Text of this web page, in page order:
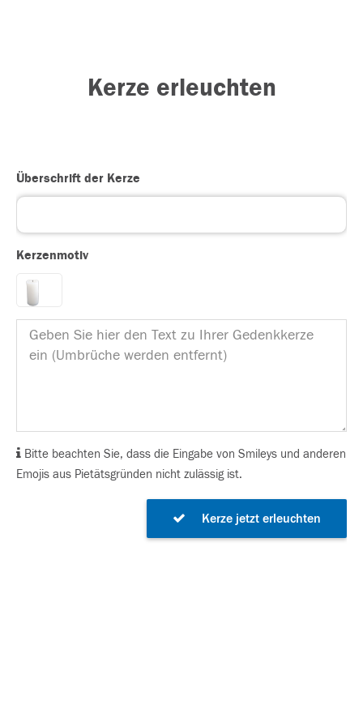
Kerze erleuchten
Überschrift der Kerze
Kerzenmotiv
Bitte beachten Sie, dass die Eingabe von Smileys und anderen
Emojis aus Pietätsgründen nicht zulässig ist.
Kerze jetzt erleuchten